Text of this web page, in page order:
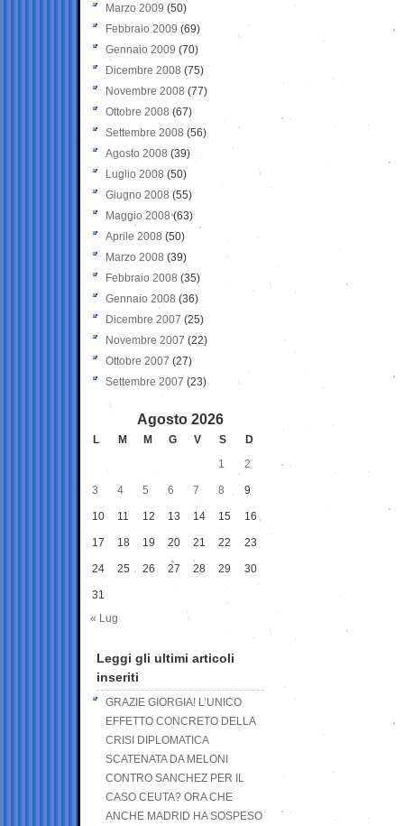
Marzo 2009 (50)
Febbraio 2009 (69)
Gennaio 2009 (70)
Dicembre 2008 (75)
Novembre 2008 (77)
Ottobre 2008 (67)
Settembre 2008 (56)
Agosto 2008 (39)
Luglio 2008 (50)
Giugno 2008 (55)
Maggio 2008(63)
Aprile 2008 (50)
Marzo 2008 (39)
Febbraio 2008 (35)
Gennaio 2008 (36)
Dicembre 2007 (25)
Novembre 2007 (22)
Ottobre 2007 (27)
Settembre 2007 (23)
Agosto 2026
L M M G V S
D
1
2
3 4 5 6 7 8 9
10 11 12 13 14 15 16
17 18 19 20 21 22 23
24 25 26 27 28 29 30
31
« Lug
Leggi gli ultimi articoli
inseriti
GRAZIE GIORGIA! L’UNICO
EFFETTO CONCRETO DELLA
CRISI DIPLOMATICA
SCATENATA DA MELONI
CONTRO SANCHEZ PER IL
CASO CEUTA? ORA CHE
ANCHE MADRID HA SOSPESO